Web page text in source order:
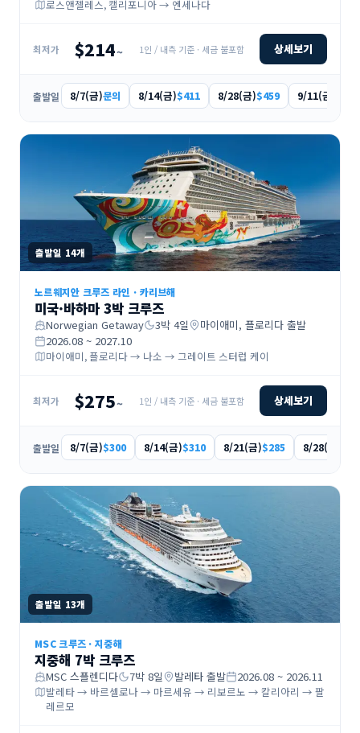
로스앤젤레스, 캘리포니아 → 엔세나다
최저가 $214~ 1인 / 내측 기준 · 세금 불포함 상세보기
출발일 8/7(금)문의 8/14(금)$411 8/28(금)$459 9/11(금)
출발일 14개
노르웨지안 크루즈 라인 · 카리브해
미국·바하마 3박 크루즈
Norwegian Getaway 3박 4일 마이애미, 플로리다 출발
2026.08 ~ 2027.10
마이애미, 플로리다 → 나소 → 그레이트 스터럽 케이
최저가 $275~ 1인 / 내측 기준 · 세금 불포함 상세보기
출발일 8/7(금)$300 8/14(금)$310 8/21(금)$285 8/28(금)
출발일 13개
MSC 크루즈·지중해
지중해 7박 크루즈
MSC 스플렌디다 7박 8일 발레타 출발
2026.08 ~ 2026.11
발레타 → 바르셀로나 → 마르세유 → 리보르노 → 칼리아리 → 팔
레르모